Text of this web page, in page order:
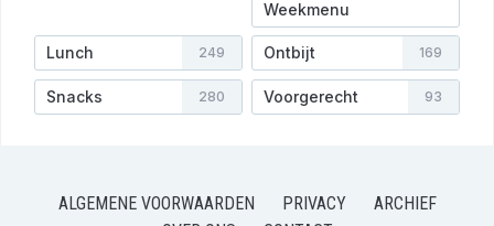
Weekmenu
Lunch 249 Ontbijt 169
Snacks 280 Voorgerecht 93
ALGEMENE VOORWAARDEN PRIVACY
ARCHIEF